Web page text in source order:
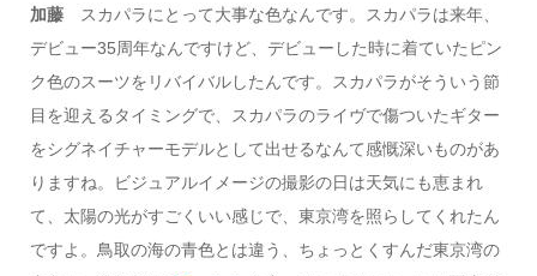
加藤スカパラにとって大事な色なんです。スカパラは来年、
デビュー35周年なんですけど、デビューした時に着ていたピン
ク色のスーツをリバイバルしたんです。スカパラがそういう節
目を迎えるタイミングで、スカパラのライヴで傷ついたギター
をシグネイチャーモデルとして出せるなんて感慨深いものがあ
りますね。ビジュアルイメージの撮影の日は天気にも恵まれ
て、太陽の光がすごくいい感じで、東京湾を照らしてくれたん
ですよ。鳥取の海の青色とは違う、ちょっとくすんだ東京湾の